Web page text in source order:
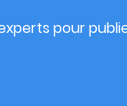
pour